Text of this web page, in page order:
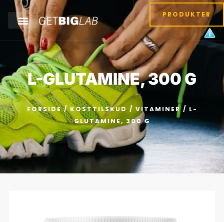
PRODUKTER
L-GLUTAMINE, 300 G
FORSIDE/KOSTTILSKUD / VITAMINER/ L-
GLUTAMINE, 300 G